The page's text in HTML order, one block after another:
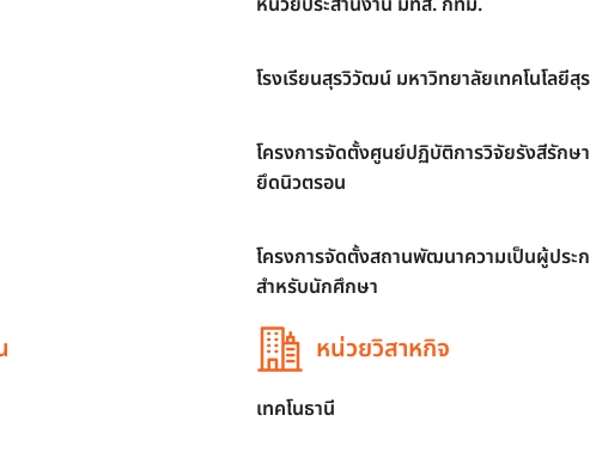
โรงเรียนสุรวิวัฒน์ มหาวิทยาลัยเทคโนโลยีสุ
โครงการจัดตั้งศูนย์ปฏิบัติการวิจัยรังสีรักษ
ยึดนิวตรอน
โครงการจัดตั้งสถานพัฒนาความเป็นผู้ประ
สำหรับนักศึกษา
หน่วยวิสาหกิจ
เทคโนธานี